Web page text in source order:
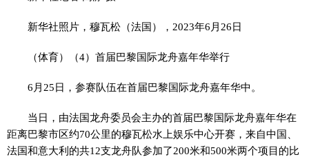
新华社照片，穆瓦松（法国），2023年6月26日
（体育）（4）首届巴黎国际龙舟嘉年华举行
6月25日，参赛队伍在首届巴黎国际龙舟嘉年华中。
当日，由法国龙舟委员会主办的首届巴黎国际龙舟嘉年华在
距离巴黎市区约70公里的穆瓦松水上娱乐中心开赛，来自中国、
法国和意大利的共12支龙舟队参加了200米和500米两个项目的比